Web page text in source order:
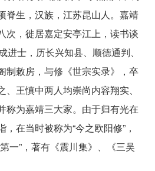
脊生，汉族，江苏昆山人。嘉靖
次，徙居嘉定安亭江上，读书谈
士，历长兴知县、顺德通判、
制敕房，与修《世宗实录》，卒
王慎中两人均崇尚内容翔实、
称为嘉靖三大家。由于归有光在
在当时被称为“今之欧阳修”，
一”，著有《震川集》、《三吴